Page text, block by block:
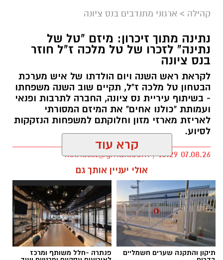
קהילה > ארגוני מתנדבים בנס ציונה
נתינה מתוך זיכרון: מיזם "טל של
נתינה" לזכרו של טל מלכה ז"ל חוזר
בנס ציונה
לקראת ראש השנה ויום הולדתו של איש מערכת
הבטחון טל מלכה ז"ל, תקיים שוב השנה משפחתו
- בשיתוף עיריית נס ציונה, החברה לתרבות ופנאי
ועמותת "כולנו אחים" את המיזם המסורתי
לאריזת מארזי מזון וחלוקתם למשפחות הנזקקות
לסיוע.
kolness1@gmail.com / 10:29 07.08.26
תגים:סמ"ר טל מלכה ז"ל
קרא עוד
אולי יעניין אותך גם
תיקון והתקנה שערים חשמליים פנתרה -חלל משותף ומרכז